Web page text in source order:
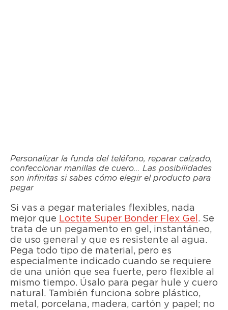
Personalizar la funda del teléfono, reparar calzado,
confeccionar manillas de cuero… Las posibilidades
son infinitas si sabes cómo elegir el producto para
pegar
Si vas a pegar materiales flexibles, nada
mejor que Loctite Super Bonder Flex Gel . Se
trata de un pegamento en gel, instantáneo,
de uso general y que es resistente al agua.
Pega todo tipo de material, pero es
especialmente indicado cuando se requiere
de una unión que sea fuerte, pero flexible al
mismo tiempo. Úsalo para pegar hule y cuero
natural. También funciona sobre plástico,
metal, porcelana, madera, cartón y papel; no